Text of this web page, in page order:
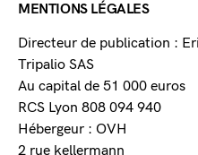
MENTIONS LÉGALES
Directeur de publication :
Tripalio SAS
Au capital de 51 000 euros
RCS Lyon 808 094 940
Hébergeur : OVH
2 rue kellermann